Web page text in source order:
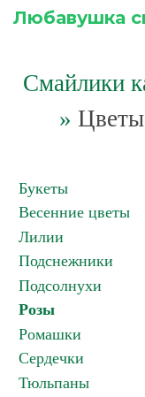
Любавушка
Смайлики
»
Букеты
Весенние цветы
Лилии
Подснежники
Подсолнухи
Розы
Ромашки
Сердечки
Тюльпаны